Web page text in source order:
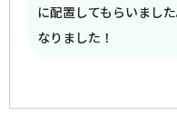
に配置してもらいまし
なりました！